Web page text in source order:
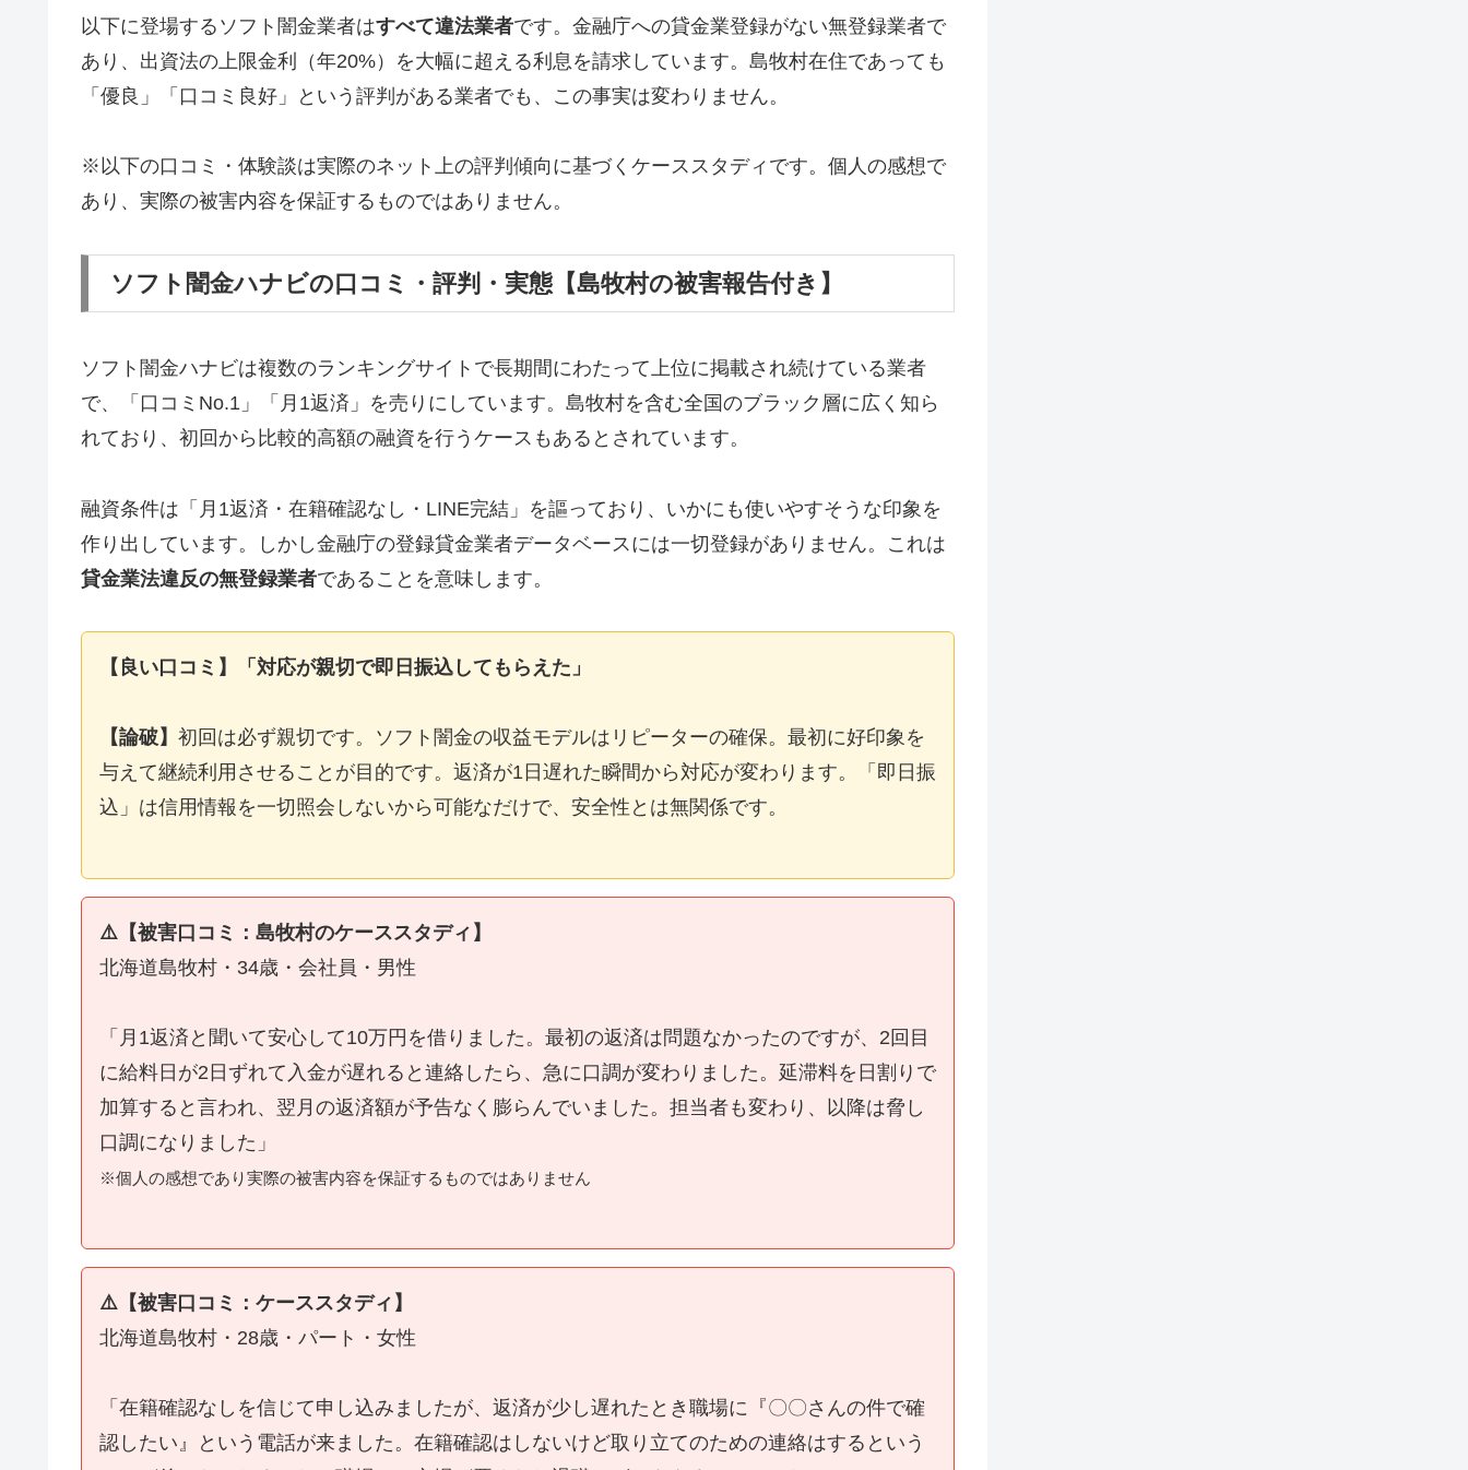
以下に登場するソフト闇金業者はすべて違法業者です。金融庁への貸金業登録がない無登録業者で
あり、出資法の上限金利（年20%）を大幅に超える利息を請求しています。島牧村在住であっても
「優良」「口コミ良好」という評判がある業者でも、この事実は変わりません。
※以下の口コミ・体験談は実際のネット上の評判傾向に基づくケーススタディです。個人の感想で
あり、実際の被害内容を保証するものではありません。
ソフト闇金ハナビの口コミ・評判・実態【島牧村の被害報告付き】
ソフト闇金ハナビは複数のランキングサイトで長期間にわたって上位に掲載され続けている業者
で、「口コミNo.1」「月1返済」を売りにしています。島牧村を含む全国のブラック層に広く知ら
れており、初回から比較的高額の融資を行うケースもあるとされています。
融資条件は「月1返済・在籍確認なし・LINE完結」を謳っており、いかにも使いやすそうな印象を
作り出しています。しかし金融庁の登録貸金業者データベースには一切登録がありません。これは
貸金業法違反の無登録業者であることを意味します。
【良い口コミ】「対応が親切で即日振込してもらえた」
【論破】 初回は必ず親切です。ソフト闇金の収益モデルはリピーターの確保。最初に好印象を
与えて継続利用させることが目的です。返済が1日遅れた瞬間から対応が変わります。「即日振
込」は信用情報を一切照会しないから可能なだけで、安全性とは無関係です。
⚠️【被害口コミ：島牧村のケーススタディ】
北海道島牧村・34歳・会社員・男性
「月1返済と聞いて安心して10万円を借りました。最初の返済は問題なかったのですが、2回目
に給料日が2日ずれて入金が遅れると連絡したら、急に口調が変わりました。延滞料を日割りで
加算すると言われ、翌月の返済額が予告なく膨らんでいました。担当者も変わり、以降は脅し
口調になりました」
※個人の感想であり実際の被害内容を保証するものではありません
⚠️【被害口コミ：ケーススタディ】
北海道島牧村・28歳・パート・女性
「在籍確認なしを信じて申し込みましたが、返済が少し遅れたとき職場に『〇〇さんの件で確
認したい』という電話が来ました。在籍確認はしないけど取り立てのための連絡はするという